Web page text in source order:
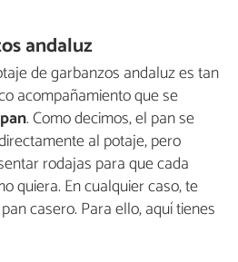
andaluz
de garbanzos andaluz es tan
acompañamiento que se
pan. Como decimos, el pan se
al potaje, pero
rodajas para que cada
quiera. En cualquier caso, te
casero. Para ello, aquí tienes